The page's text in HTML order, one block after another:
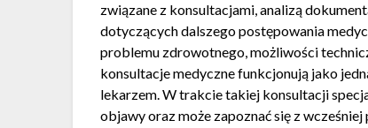
związane z konsultacjami, analizą
dotyczących dalszego postępowania
problemu zdrowotnego, możliwości
konsultacje medyczne funkcjonują jako
lekarzem. W trakcie takiej konsultacji
objawy oraz może zapoznać się z